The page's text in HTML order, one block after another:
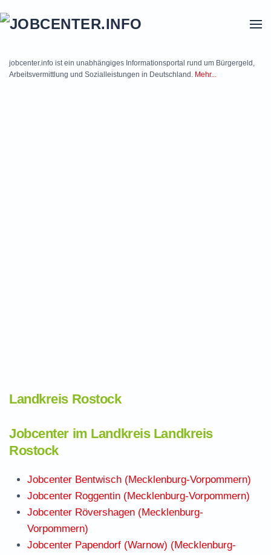
jobcenter.info ist ein unabhängiges Informationsportal rund um Bürgergeld,
Arbeitsvermittlung und Sozialleistungen in Deutschland. Mehr...
Landkreis Rostock
Jobcenter im Landkreis Landkreis
Rostock
Jobcenter Bentwisch (Mecklenburg-Vorpommern)
Jobcenter Roggentin (Mecklenburg-Vorpommern)
Jobcenter Rövershagen (Mecklenburg-
Vorpommern)
Jobcenter Papendorf (Warnow) (Mecklenburg-